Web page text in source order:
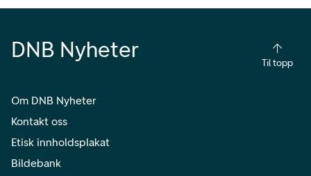
DNB Nyheter
Til topp
Om DNB Nyheter
Kontakt oss
Etisk innholdsplakat
Bildebank